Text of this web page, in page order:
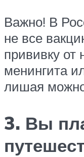
Важно! В
не все
прививку от
менингита
лишая можно
3. Вы